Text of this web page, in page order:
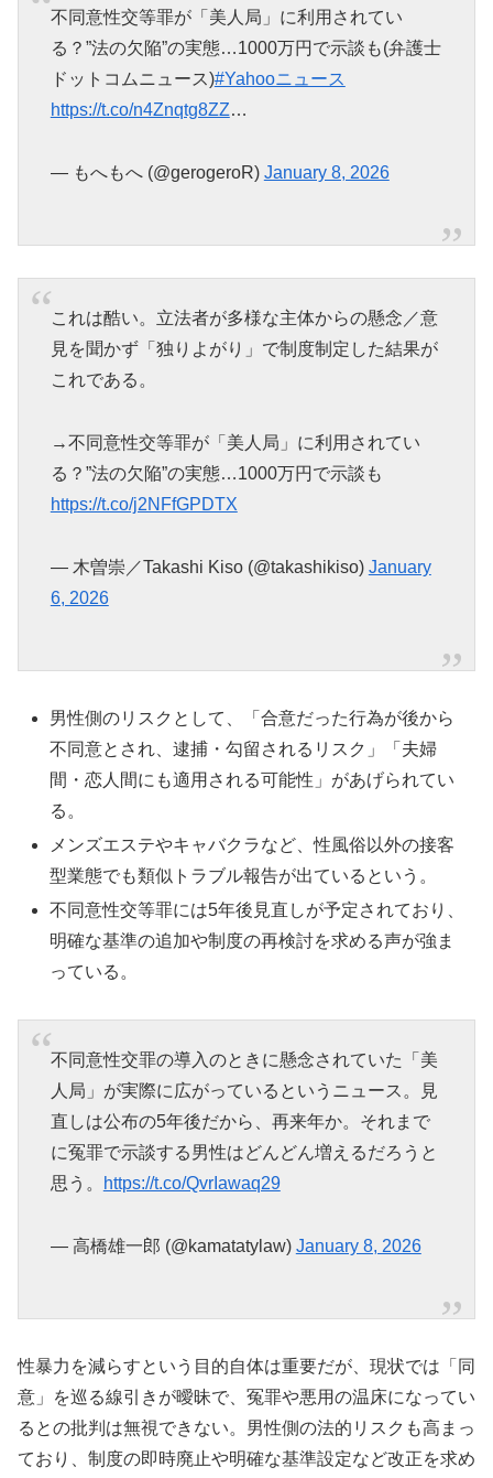
不同意性交等罪が「美人局」に利用されてい
る？”法の欠陥”の実態…1000万円で示談も(弁護士
ドットコムニュース)#Yahooニュース
https://t.co/n4Znqtg8ZZ…
— もへもへ (@gerogeroR) January 8, 2026
これは酷い。立法者が多様な主体からの懸念／意
見を聞かず「独りよがり」で制度制定した結果が
これである。
→不同意性交等罪が「美人局」に利用されてい
る？”法の欠陥”の実態…1000万円で示談も
https://t.co/j2NFfGPDTX
— 木曽崇／Takashi Kiso (@takashikiso) January
6, 2026
男性側のリスクとして、「合意だった行為が後から
不同意とされ、逮捕・勾留されるリスク」「夫婦
間・恋人間にも適用される可能性」があげられてい
る。
メンズエステやキャバクラなど、性風俗以外の接客
型業態でも類似トラブル報告が出ているという。
不同意性交等罪には5年後見直しが予定されており、
明確な基準の追加や制度の再検討を求める声が強ま
っている。
不同意性交罪の導入のときに懸念されていた「美
人局」が実際に広がっているというニュース。見
直しは公布の5年後だから、再来年か。それまで
に冤罪で示談する男性はどんどん増えるだろうと
思う。
https://t.co/QvrIawaq29
— 高橋雄一郎 (@kamatatylaw) January 8, 2026
性暴力を減らすという目的自体は重要だが、現状では「同
意」を巡る線引きが曖昧で、冤罪や悪用の温床になってい
るとの批判は無視できない。男性側の法的リスクも高まっ
ており、制度の即時廃止や明確な基準設定など改正を求め